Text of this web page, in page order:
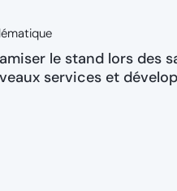
le stand lors des
services et